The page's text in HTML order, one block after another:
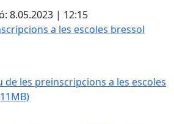
8.05.2023 | 12:15
a les escoles bressol
les preinscripcions a les escoles